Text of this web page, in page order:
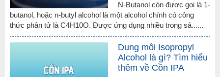
N-Butanol còn được gọi là 1-
butanol, hoặc n-butyl alcohol là một alcohol chính có công
thức phân tử là C4H10O. Được ứng dụng nhiều trong sả......
Dung môi Isopropyl
Alcohol là gì? Tìm hiểu
thêm về Cồn IPA